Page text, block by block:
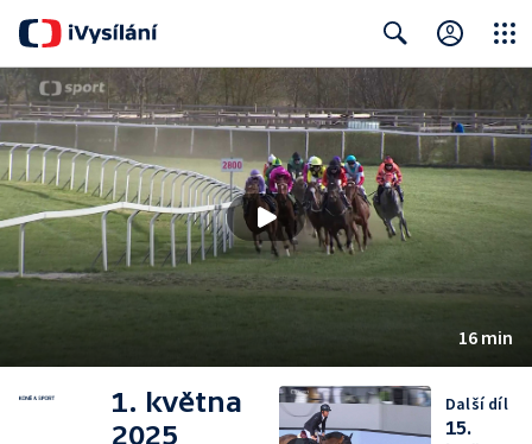
Search
16 min
1. května
2025
Další díl
15.